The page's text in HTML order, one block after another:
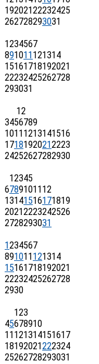
19202122232425
262728293031
1234567
891011 121314
15161718192021
22232425262728
293031
12
3456789
1011 1213141516
17181920212223
24252627282930
12345
67891011 12
13141516171819
20212223242526
2728293031
1234567
891011 121314
15161718192021
22232425262728
2930
123
45678910
11 121314151617
18192021222324
25262728293031